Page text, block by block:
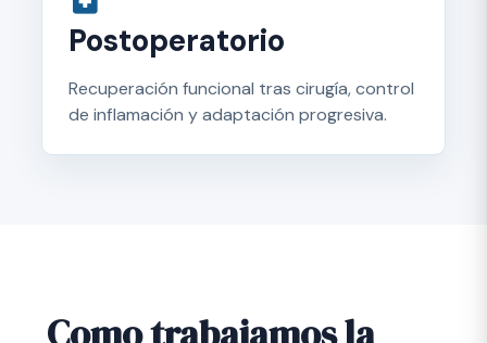
Postoperatorio
Recuperación funcional tras cirugía, control
de inflamación y adaptación progresiva.
Como trabajamos la